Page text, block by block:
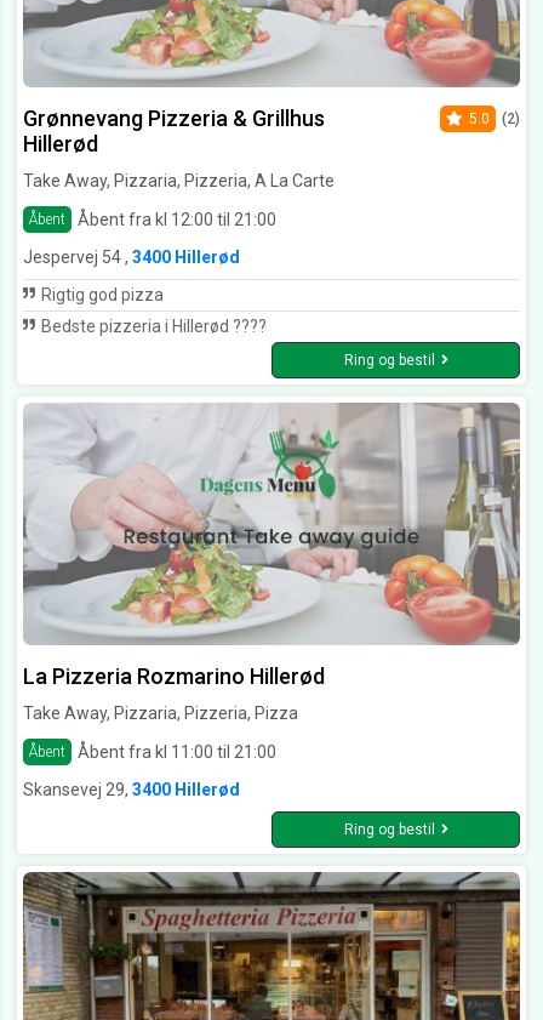
Grønnevang Pizzeria & Grillhus
Hillerød
Take Away, Pizzaria, Pizzeria, A La Carte
Åbent Åbent fra kl 12:00 til 21:00
5.0 (2)
Jespervej 54 , 3400 Hillerød
Rigtig god pizza
Bedste pizzeria i Hillerød ????
Ring og bestil
La Pizzeria Rozmarino Hillerød
Take Away, Pizzaria, Pizzeria, Pizza
Åbent
Åbent fra kl 11:00 til 21:00
Skansevej 29, 3400 Hillerød
Ring og bestil